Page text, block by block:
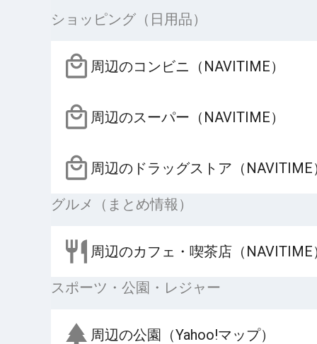
ショッピング（日用品）
周辺のコンビニ（NAVITIME）
周辺のスーパー（NAVITIME）
周辺のドラッグストア（NAVITIME
グルメ（まとめ情報）
周辺のカフェ・喫茶店（NAVITIME
スポーツ・公園・レジャー
周辺の公園（Yahoo!マップ）